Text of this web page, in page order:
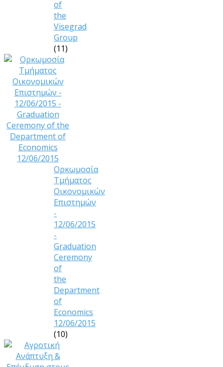
of
the
Visegrad
Group
(11)
Ορκωμοσία
Τμήματος
Οικονομικών
Επιστημών
-
12/06/2015
-
Graduation
Ceremony
of
the
Department
of
Economics
12/06/2015
(10)